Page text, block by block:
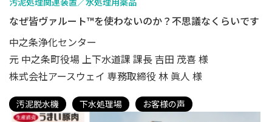
なぜ皆ヴァルート™を使わないのか？不思議なくらいです
中之条浄化センター
元 中之条町役場 上下水道課 課長 吉田 茂喜 様
株式会社アースウェイ 専務取締役 林 眞人 様
汚泥脱水機 下水処理場 お客様の声